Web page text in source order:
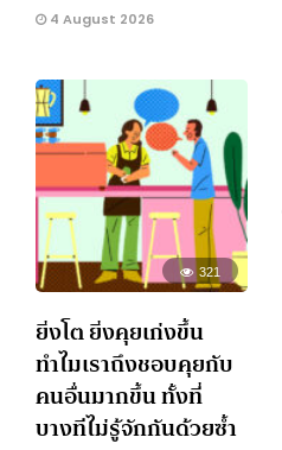
4 August 2026
321
ยิ่งโต ยิ่งคุยเก่งขึ้น
ทำไมเราถึงชอบคุยกับ
คนอื่นมากขึ้น ทั้งที่
บางทีไม่รู้จักกันด้วยซ้ำ